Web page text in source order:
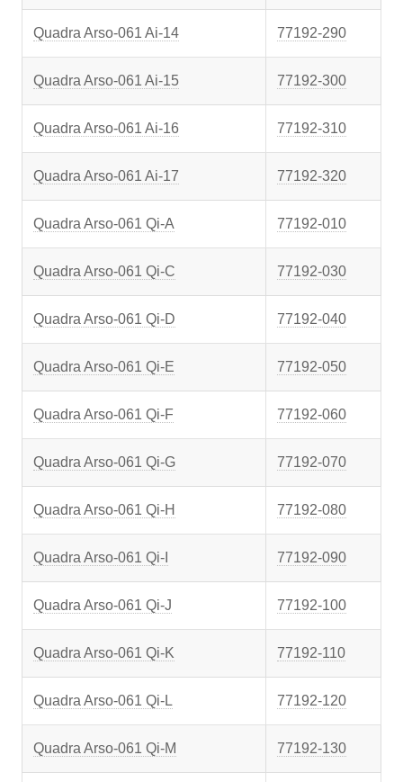
Quadra Arso-061 Ai-14 77192-290
Quadra Arso-061 Ai-15 77192-300
Quadra Arso-061 Ai-16 77192-310
Quadra Arso-061 Ai-17 77192-320
Quadra Arso-061 Qi-A 77192-010
Quadra Arso-061 Qi-C 77192-030
Quadra Arso-061 Qi-D 77192-040
Quadra Arso-061 Qi-E 77192-050
Quadra Arso-061 Qi-F 77192-060
Quadra Arso-061 Qi-G 77192-070
Quadra Arso-061 Qi-H 77192-080
Quadra Arso-061 Qi-I 77192-090
Quadra Arso-061 Qi-J 77192-100
Quadra Arso-061 Qi-K 77192-110
Quadra Arso-061 Qi-L 77192-120
Quadra Arso-061 Qi-M 77192-130